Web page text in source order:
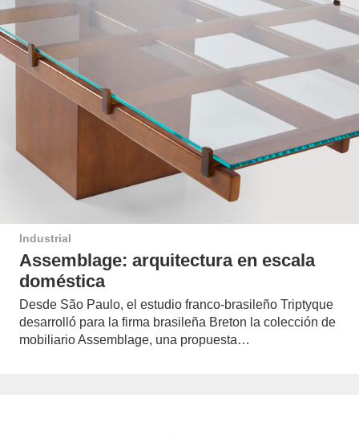
Industrial
Assemblage: arquitectura en escala
doméstica
Desde São Paulo, el estudio franco-brasileño Triptyque
desarrolló para la firma brasileña Breton la colección de
mobiliario Assemblage, una propuesta…